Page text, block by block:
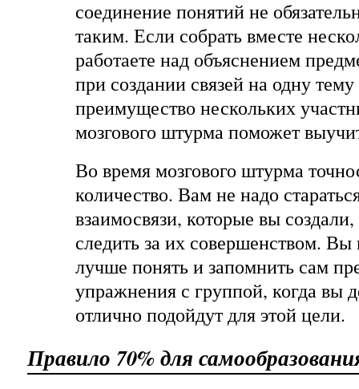
соединение понятий не
таким. Если собрать вместе
работаете над объяснением
при создании связей на одну
преимущество нескольких
мозгового штурма поможет
Во время мозгового штурма
количество. Вам не надо
взаимосвязи, которые вы
следить за их совершенством. Вы
лучше понять и запомнить сам
упражнения с группой, когда вы
отлично подойдут для этой цели.
Правило 70% для